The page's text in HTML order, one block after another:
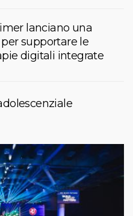
lanciano una
supportare le
digitali integrate